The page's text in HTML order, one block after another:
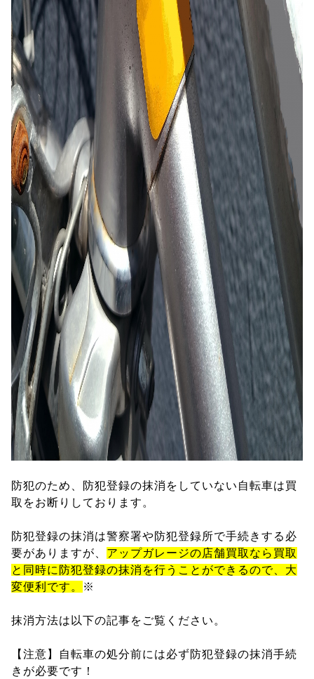
防犯のため、防犯登録の抹消をしていない自転車は買
取をお断りしております。
防犯登録の抹消は警察署や防犯登録所で手続きする必
要がありますが、 アップガレージの店舗買取なら買取
と同時に防犯登録の抹消を行うことができるので、大
変便利です。
※
抹消方法は以下の記事をご覧ください。
【注意】自転車の処分前には必ず防犯登録の抹消手続
きが必要です！